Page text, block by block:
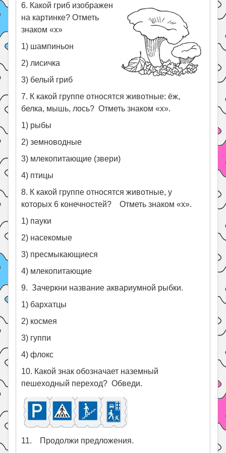
6. Какой гриб изображен
на картинке? Отметь
знаком «х»
1) шампиньон
2) лисичка
3) белый гриб
7. К какой группе относятся животные: ёж,
белка, мышь, лось? Отметь знаком «х».
1) рыбы
2) земноводные
3) млекопитающие (звери)
4) птицы
8. К какой группе относятся животные, у
которых 6 конечностей? Отметь знаком «х».
1) пауки
2) насекомые
3) пресмыкающиеся
4) млекопитающие
9. Зачеркни название аквариумной рыбки.
1) бархатцы
2) космея
3) гуппи
4) флокс
10. Какой знак обозначает наземный
пешеходный переход? Обведи.
11. Продолжи предложения.